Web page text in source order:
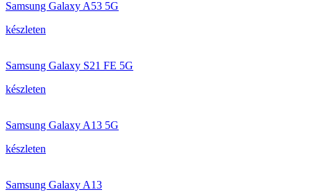
Samsung Galaxy A53 5G
készleten
Samsung Galaxy S21 FE 5G
készleten
Samsung Galaxy A13 5G
készleten
Samsung Galaxy A13